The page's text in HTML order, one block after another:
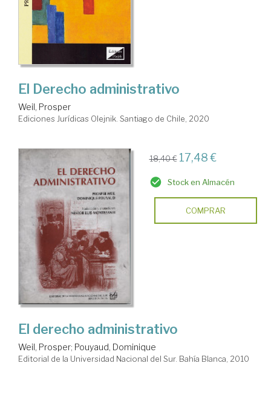
El Derecho administrativo
Weil, Prosper
Ediciones Jurídicas Olejnik. Santiago de Chile, 2020
18,40 € 17,48 €
Stock en Almacén
COMPRAR
El derecho administrativo
Weil, Prosper; Pouyaud, Dominique
Editorial de la Universidad Nacional del Sur. Bahía Blanca, 2010